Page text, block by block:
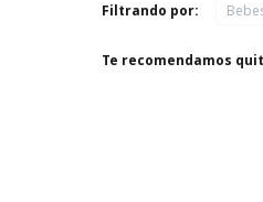
Filtrando por:
Te recomendamos